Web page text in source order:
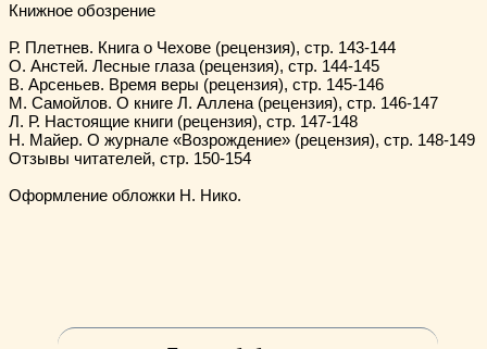
Книжное обозрение
Р. Плетнев. Книга о Чехове (рецензия), стр. 143-144
О. Анстей. Лесные глаза (рецензия), стр. 144-145
В. Арсеньев. Время веры (рецензия), стр. 145-146
М. Самойлов. О книге Л. Аллена (рецензия), стр. 146-147
Л. Р. Настоящие книги (рецензия), стр. 147-148
Н. Майер. О журнале «Возрождение» (рецензия), стр. 148-149
Отзывы читателей, стр. 150-154
Оформление обложки Н. Нико.